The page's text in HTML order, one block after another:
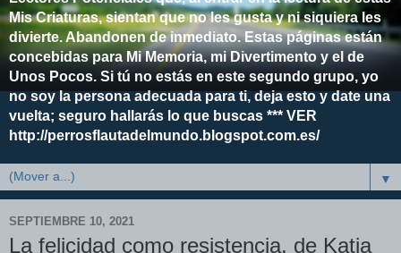
Mis Criaturas, sientan que no les gusta y ni siquiera les
divierte. Abandonen de inmediato. Estas páginas están
concebidas para Mi Memoria, mi Divertimento y el de
Unos Pocos. Si tú no estás en este segundo grupo, yo
no soy la persona adecuada para ti, deja esto y date una
vuelta; seguro hallarás lo que buscas *** VER
http://perrosflautadelmundo.blogspot.com.es/
▼
SEPTIEMBRE 10, 2021
La felicidad como resistencia, de Katja